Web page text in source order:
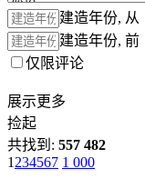
建造年份, 从
建造年份, 前
仅限评论
展示更多
捡起
共找到: 557 482
1 234567 1 000